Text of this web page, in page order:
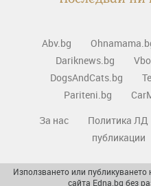
Abv.bg
Dariknews.bg
DogsAndCats.bg
Pariteni.bg
За нас
Политика ЛД
публикации
Използването или
сайта Edna.bg без